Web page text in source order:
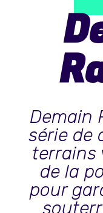
Demain
série de
terrains
de la
pour